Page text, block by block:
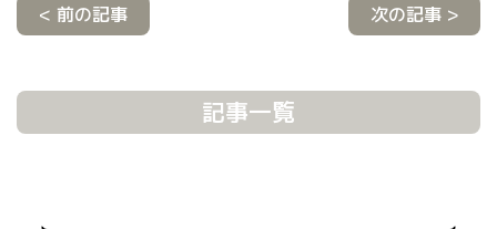
< 前の記事 次の記事 >
記事一覧